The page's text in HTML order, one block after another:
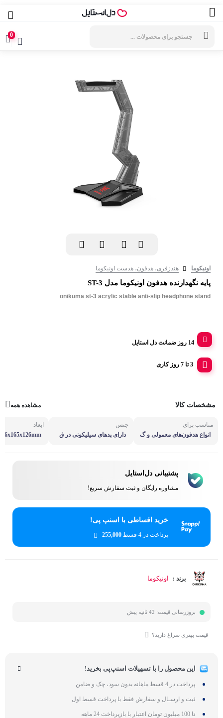
0
اونیکوما هندزفری، هدفون، هدست اونیکوما
پایه نگهدارنده هدفون اونیکوما مدل ST-3
onikuma st-3 acrylic stable anti-slip headphone stand
14 روز ضمانت دل استایل
3 تا 7 روز کاری
مشخصات کالا مشاهده همه
مناسب برای
انواع هدفون‌های معمولی و گ
جنس
دارای پدهای سیلیکونی در ق
ابعاد
266x165x126mm
پشتیبانی دل‌استایل
مشاوره رایگان و ثبت سفارش سریع!
خرید اقساطی با اسنپ پی!
پرداخت در 4 قسط 255,000
برند : اونیکوما
بروزرسانی قیمت: 42 ثانیه پیش
قیمت بهتری سراغ دارید؟
این محصول را با تسهیلات اسنپ‌پی بخرید!
پرداخت در 4 قسط ماهانه بدون سود، چک و ضامن
ثبت و ارسـال و سفارش فقط با پرداخت قسط اول
تا 100 میلیون تومان اعتبار با بازپرداخت 24 ماهه